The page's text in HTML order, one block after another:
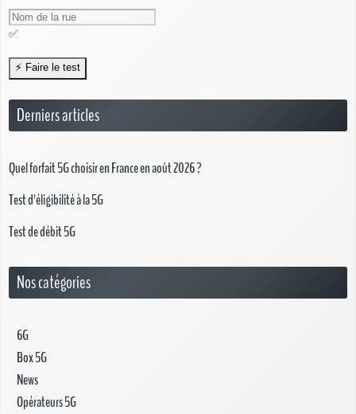
✅
Derniers articles
Quel forfait 5G choisir en France en août 2026 ?
Test d'éligibilité à la 5G
Test de débit 5G
Nos catégories
6G
Box 5G
News
Opérateurs 5G